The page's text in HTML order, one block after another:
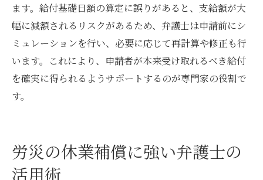
ます。給付基礎日額の算定に誤りがあると、支給額が大
幅に減額されるリスクがあるため、弁護士は申請前にシ
ミュレーションを行い、必要に応じて再計算や修正も行
います。これにより、申請者が本来受け取れるべき給付
を確実に得られるようサポートするのが専門家の役割で
す。
労災の休業補償に強い弁護士の
活用術